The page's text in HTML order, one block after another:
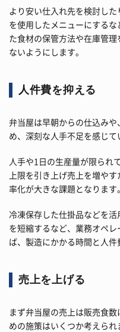
より安い仕入れ先を検討した
を使用したメニューにする
た食材の保管方法や在庫管
ないようにします。
人件費を抑える
弁当屋は早朝からの仕込み
め、深刻な人手不足を感じて
人手や1日の生産量が限られ
上限を引き上げ売上を増や
率化が大きな課題となります。
冷凍保存した仕掛品などを
を短縮するなど、業務オペ
ば、製造にかかる時間と人件
売上を上げる
まず弁当屋の売上は販売食
めの施策はいくつか考えられ